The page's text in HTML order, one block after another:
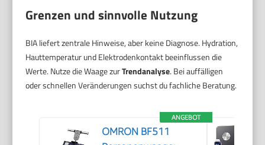
Grenzen und sinnvolle Nutzung
BIA liefert zentrale Hinweise, aber keine Diagnose. Hydration,
Hauttemperatur und Elektrodenkontakt beeinflussen die
Werte. Nutze die Waage zurTrendanalyse. Bei auffälligen
oder schnellen Veränderungen suchst du fachliche Beratung.
ANGEBOT
OMRON BF511